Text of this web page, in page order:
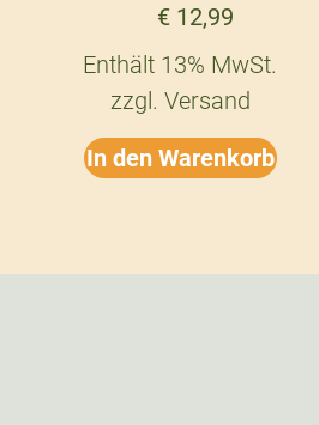
€12,99
Enthält 13% MwSt.
zzgl. Versand
In den Warenkorb